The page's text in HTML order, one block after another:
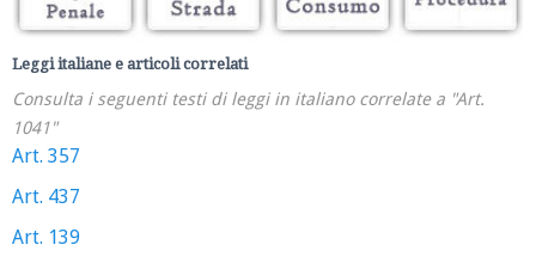
Leggi italiane e articoli correlati
Consulta i seguenti testi di leggi in italiano correlate a "Art.
1041"
Art. 357
Art. 437
Art. 139